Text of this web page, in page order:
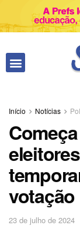
Início Notícias
votação
23 de julho de 2024